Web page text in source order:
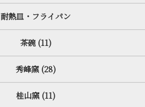
耐熱皿・フライパン
茶碗 (11)
秀峰窯 (28)
桂山窯 (11)